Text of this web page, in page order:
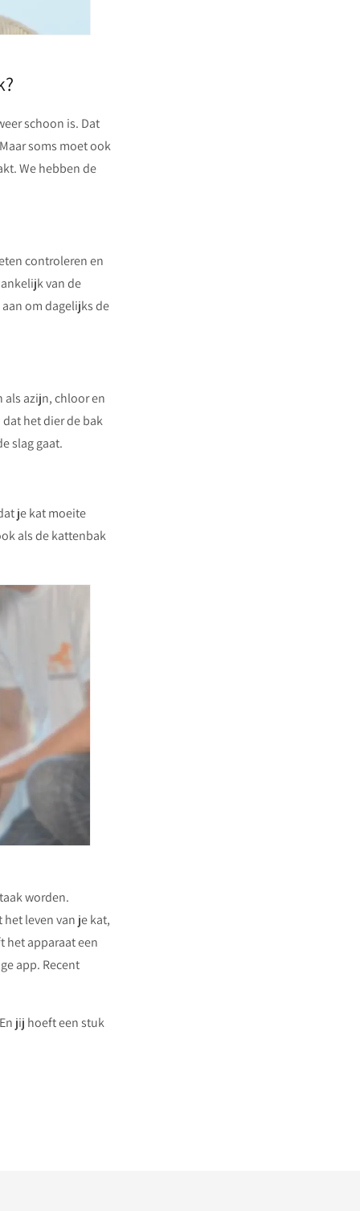
schoon is. Dat
soms moet ook
We hebben de
controleren en
van de
om dagelijks de
als azijn, chloor en
het dier de bak
slag gaat.
je kat moeite
als de kattenbak
worden.
leven van je kat,
het apparaat een
app. Recent
jij hoeft een stuk